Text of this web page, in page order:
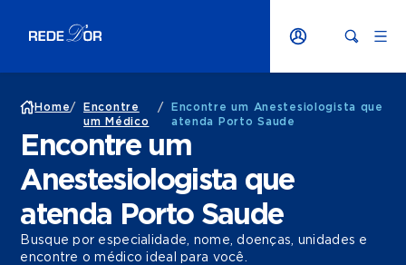
Home/
Encontre
um Médico
/
Encontre um Anestesiologista que
atenda Porto Saude
Encontre um
Anestesiologista que
atenda Porto Saude
Busque por especialidade, nome, doenças, unidades e
encontre o médico ideal para você.